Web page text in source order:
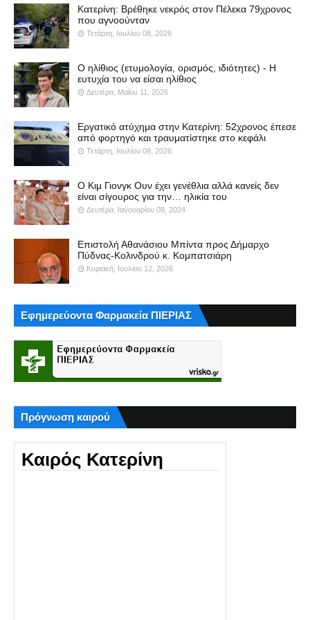
Κατερίνη: Βρέθηκε νεκρός στον Πέλεκα 79χρονος
που αγνοούνταν
Τετάρτη, Ιουλίου 08, 2026
Ο ηλίθιος (ετυμολογία, ορισμός, ιδιότητες) - Η
ευτυχία του να είσαι ηλίθιος
Δευτέρα, Μαΐου 11, 2026
Εργατικό ατύχημα στην Κατερίνη: 52χρονος έπεσε
από φορτηγό και τραυματίστηκε στο κεφάλι
Τετάρτη, Ιουλίου 08, 2026
Ο Κιμ Γιονγκ Ουν έχει γενέθλια αλλά κανείς δεν
είναι σίγουρος για την… ηλικία του
Δευτέρα, Ιανουαρίου 08, 2024
Επιστολή Αθανάσιου Μπίντα προς Δήμαρχο
Πύδνας-Κολινδρού κ. Κομπατσιάρη
Κυριακή, Ιουλίου 12, 2026
Εφημερεύοντα Φαρμακεία ΠΙΕΡΙΑΣ
Πρόγνωση καιρού
Καιρός Κατερίνη